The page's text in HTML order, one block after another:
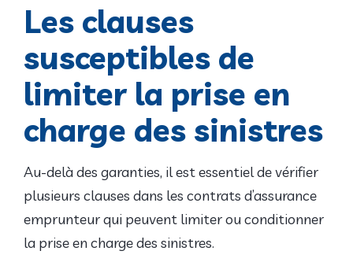
Les clauses
susceptibles de
limiter la prise en
charge des sinistres
Au-delà des garanties, il est essentiel de vérifier
plusieurs clauses dans les contrats d’assurance
emprunteur qui peuvent limiter ou conditionner
la prise en charge des sinistres.